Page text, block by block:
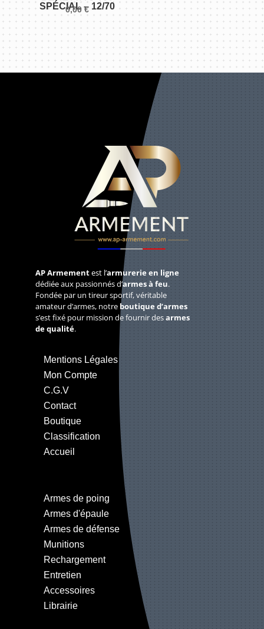
SPÉCIAL – 12/70
0,00€
AP Armementest l’armurerie en ligne
dédiée aux passionnés d’armes à feu.
Fondée par un tireur sportif, véritable
amateur d’armes, notre boutique d’armes
s’est fixé pour mission de fournir desarmes
de qualité.
Mentions Légales
Mon Compte
C.G.V
Contact
Boutique
Classification
Accueil
Armes de poing
Armes d'épaule
Armes de défense
Munitions
Rechargement
Entretien
Accessoires
Librairie